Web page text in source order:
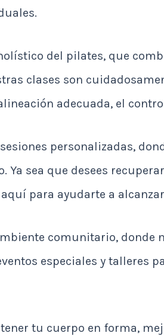
del pilates, que
clases son
adecuada, el
personalizadas,
sea que desees
para ayudarte a
comunitario,
especiales y talleres
tu cuerpo en forma,